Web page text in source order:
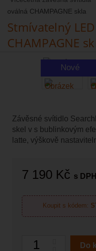
oválná CHAMPAGNE skla
Stmívatelný
CHAMPAGNE
Nové
Závěsné svítidlo
skel v s bublinkovým
latte, výškově
7 190 Kč s DPH
Koupit s kódem:
Počet
Do